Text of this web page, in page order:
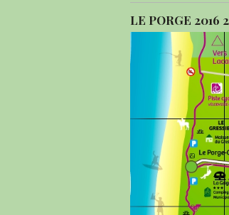
LE PORGE 2016